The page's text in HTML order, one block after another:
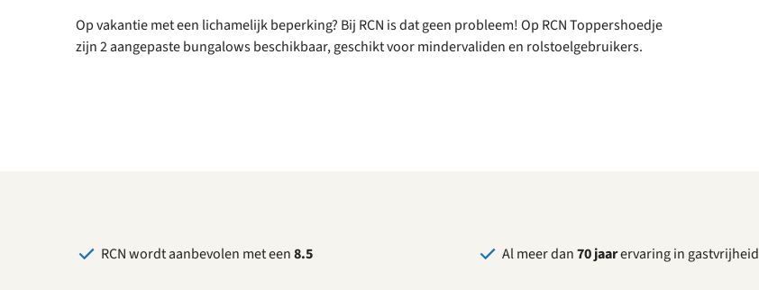
rond
Op vakantie met een lichamelijk beperking? Bij RCN is dat geen probleem! Op RCN Toppershoedje
zijn 2 aangepaste bungalows beschikbaar, geschikt voor mindervaliden en rolstoelgebruikers.
RCN wordt aanbevolen met een8.5 Al meer dan70 jaarervaring in gastvrijheid